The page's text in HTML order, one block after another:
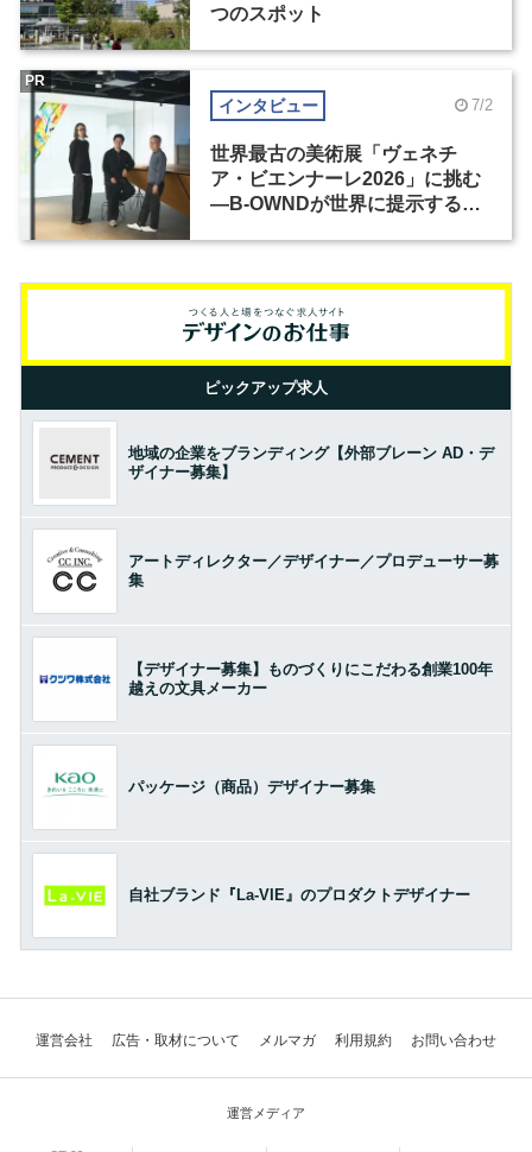
つのスポット
インタビュー 7/2
世界最古の美術展「ヴェネチ
ア・ビエンナーレ2026」に挑む
―B-OWNDが世界に提示する美
PR
ピックアップ求人
地域の企業をブランディング【外部ブレーン AD・デ
ザイナー募集】
アートディレクター／デザイナー／プロデューサー募
集
【デザイナー募集】ものづくりにこだわる創業100年
越えの文具メーカー
パッケージ（商品）デザイナー募集
自社ブランド『La-VIE』のプロダクトデザイナー
運営会社 広告・取材について メルマガ 利用規約 お問い合わせ
運営メディア